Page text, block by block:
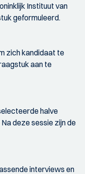
Instituut van
geformuleerd.
zich kandidaat te
aan te
halve
deze sessie zijn de
interviews en